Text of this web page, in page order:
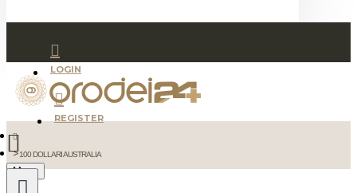
LOGIN
REGISTER
Menu
100 DOLLARI AUSTRALIA